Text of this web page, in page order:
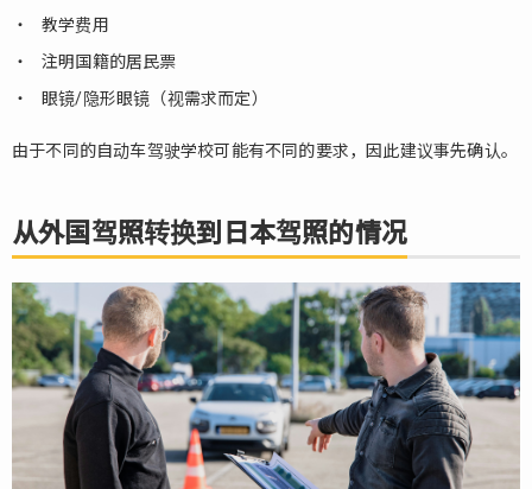
教学费用
注明国籍的居民票
眼镜/隐形眼镜（视需求而定）
由于不同的自动车驾驶学校可能有不同的要求，因此建议事先确认。
从外国驾照转换到日本驾照的情况